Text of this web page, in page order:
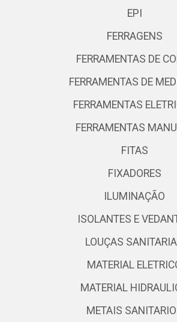
EPI
FERRAGENS
FERRAMENTAS DE
FERRAMENTAS DE
FERRAMENTAS
FERRAMENTAS
FITAS
FIXADORES
ILUMINAÇÃO
ISOLANTES E
LOUÇAS
MATERIAL
MATERIAL
METAIS